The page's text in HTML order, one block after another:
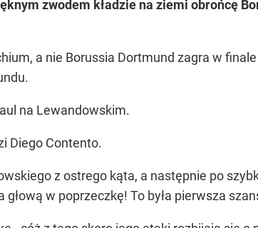
zwodem kładzie na ziemi obrońcę
a nie Borussia Dortmund zagra w
na Lewandowskim.
Diego Contento.
z ostrego kąta, a następnie po
w poprzeczkę! To była pierwsza